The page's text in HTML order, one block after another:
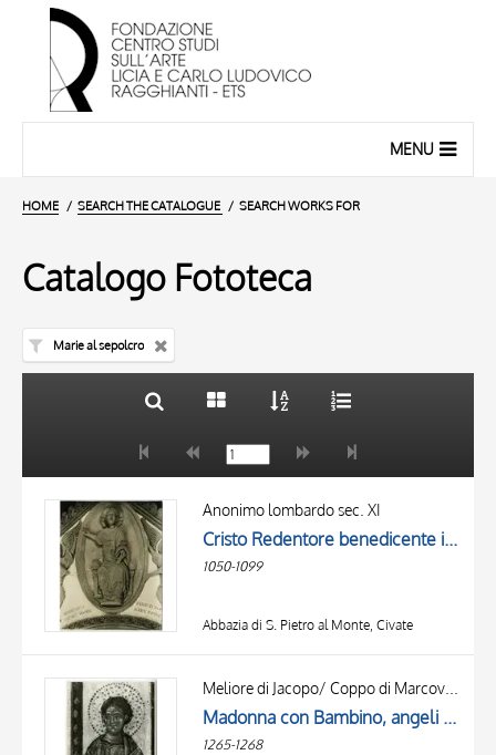
MENU
HOME SEARCH THE CATALOGUE SEARCH WORKS FOR
Catalogo Fototeca
Marie al sepolcro
AUTHOR
LOCATION
20 RESULTS
Anonimo lombardo sec. XI
Cristo Redentore benedicente in mandorla e angeli, Ascensione di Cristo, Angelo della Resurrezione, Cristo crocifisso con la Madonna addolorata, san Giovanni Evangelista, Simbolo di san Matteo Evangelista: angelo, Maria Maddalena, Marie al sepolcro, ...
1050-1099
Abbazia di S. Pietro al Monte, Civate
Madonna con Bambino, angeli e santi, Storie della vita di Maria Vergine, Annunciazione, Marie al sepolcro
1265-1268